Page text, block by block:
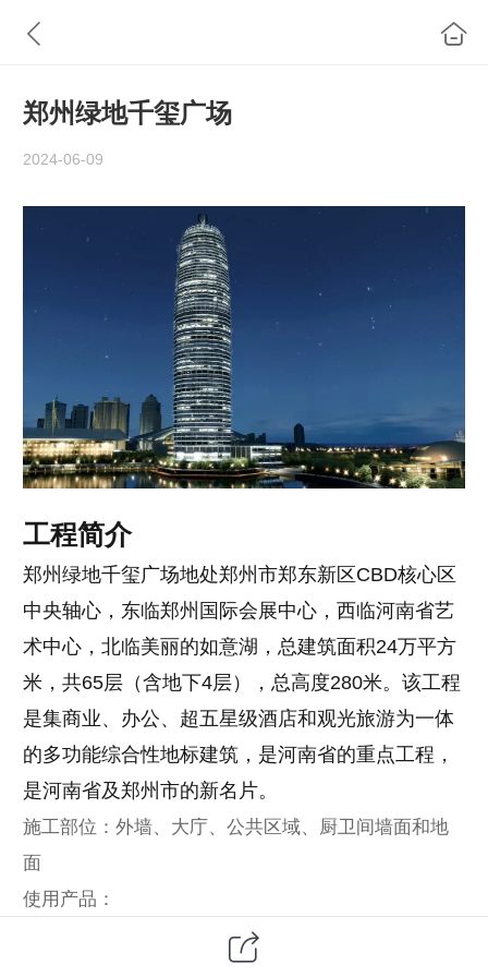
郑州绿地千玺广场
2024-06-09
工程简介
郑州绿地千玺广场地处郑州市郑东新区CBD核心区
中央轴心，东临郑州国际会展中心，西临河南省艺
术中心，北临美丽的如意湖，总建筑面积24万平方
米，共65层（含地下4层），总高度280米。该工程
是集商业、办公、超五星级酒店和观光旅游为一体
的多功能综合性地标建筑，是河南省的重点工程，
是河南省及郑州市的新名片。
施工部位：外墙、大庁、公共区域、厨卫间墙面和地
面
使用产品：
K11通用型防水浆料